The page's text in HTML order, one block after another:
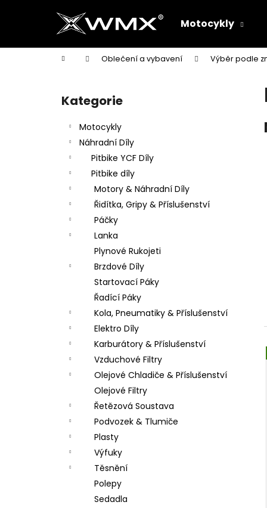
Motocykly
Domů Oblečení a vybavení Výběr podle
Přeskočit
kategorie
Kategorie
Motocykly
Náhradní Díly
Pitbike YCF Díly
Pitbike díly
Motory & Náhradní Díly
Řidítka, Gripy & Příslušenství
Páčky
Lanka
Plynové Rukojeti
Brzdové Díly
Startovací Páky
Řadící Páky
Kola, Pneumatiky & Příslušenství
Elektro Díly
Karburátory & Příslušenství
Vzduchové Filtry
Olejové Chladiče & Příslušenství
Olejové Filtry
Řetězová Soustava
Podvozek & Tlumiče
Plasty
Výfuky
Těsnění
Polepy
Sedadla
í
Zpět
do
Zpět
do
PITBIKE DUŠE PŘEDNÍ 14 PALCŮ
200 Kč